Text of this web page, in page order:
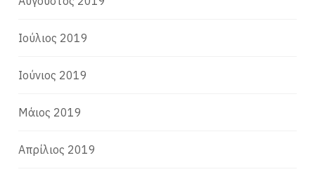
Ιούλιος 2019
Ιούνιος 2019
Μάιος 2019
Απρίλιος 2019